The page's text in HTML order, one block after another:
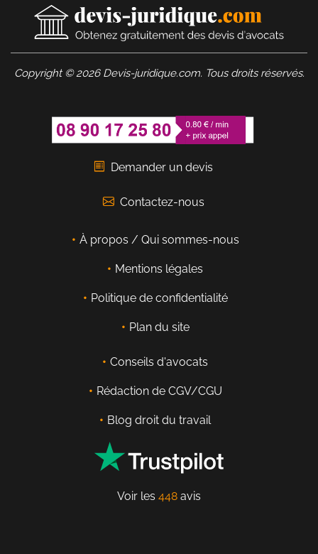
Copyright © 2026 Devis-juridique.com. Tous droits réservés.
Demander un devis
Contactez-nous
À propos / Qui sommes-nous
Mentions légales
Politique de confidentialité
Plan du site
Conseils d'avocats
Rédaction de CGV/CGU
Blog droit du travail
Voir les 448 avis